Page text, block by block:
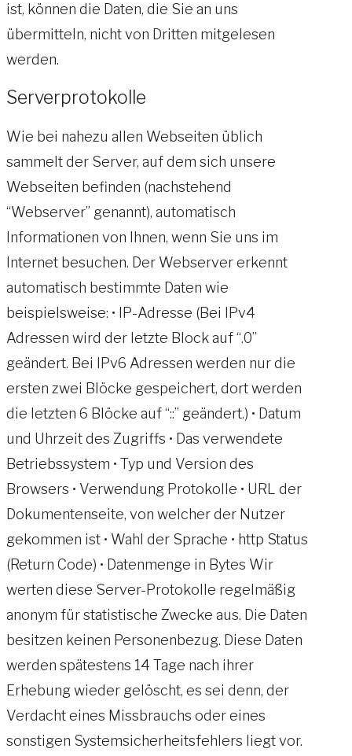
ist, können die Daten, die Sie an uns
übermitteln, nicht von Dritten mitgelesen
werden.
Serverprotokolle
Wie bei nahezu allen Webseiten üblich
sammelt der Server, auf dem sich unsere
Webseiten befinden (nachstehend
“Webserver” genannt), automatisch
Informationen von Ihnen, wenn Sie uns im
Internet besuchen. Der Webserver erkennt
automatisch bestimmte Daten wie
beispielsweise: • IP-Adresse (Bei IPv4
Adressen wird der letzte Block auf “.0”
geändert. Bei IPv6 Adressen werden nur die
ersten zwei Blöcke gespeichert, dort werden
die letzten 6 Blöcke auf “::” geändert.) • Datum
und Uhrzeit des Zugriffs • Das verwendete
Betriebssystem • Typ und Version des
Browsers • Verwendung Protokolle • URL der
Dokumentenseite, von welcher der Nutzer
gekommen ist • Wahl der Sprache • http Status
(Return Code) • Datenmenge in Bytes Wir
werten diese Server-Protokolle regelmäßig
anonym für statistische Zwecke aus. Die Daten
besitzen keinen Personenbezug. Diese Daten
werden spätestens 14 Tage nach ihrer
Erhebung wieder gelöscht, es sei denn, der
Verdacht eines Missbrauchs oder eines
sonstigen Systemsicherheitsfehlers liegt vor.